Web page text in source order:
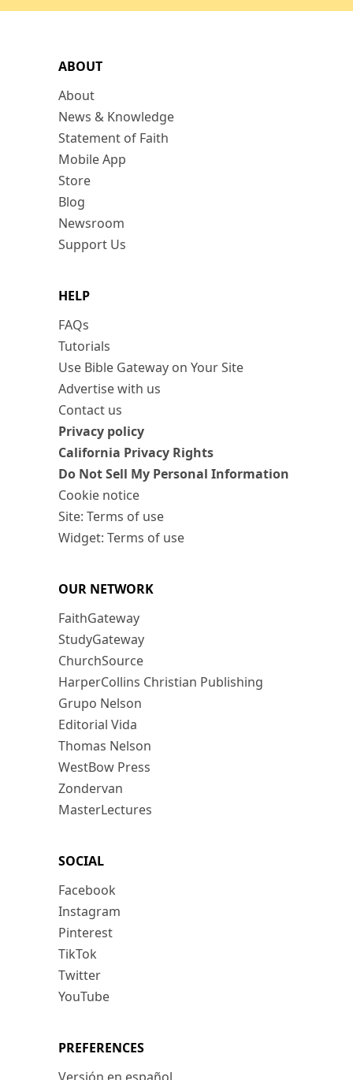
ABOUT
About
News & Knowledge
Statement of Faith
Mobile App
Store
Blog
Newsroom
Support Us
HELP
FAQs
Tutorials
Use Bible Gateway on Your Site
Advertise with us
Contact us
Privacy policy
California Privacy Rights
Do Not Sell My Personal Information
Cookie notice
Site: Terms of use
Widget: Terms of use
OUR NETWORK
FaithGateway
StudyGateway
ChurchSource
HarperCollins Christian Publishing
Grupo Nelson
Editorial Vida
Thomas Nelson
WestBow Press
Zondervan
MasterLectures
SOCIAL
Facebook
Instagram
Pinterest
TikTok
Twitter
YouTube
PREFERENCES